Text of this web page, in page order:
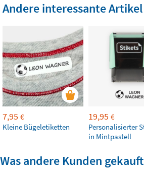
Andere interessante Artikel
7,95 €
Kleine Bügeletiketten
19,95 €
Personalisierter
in Mintpastell
Was andere Kunden